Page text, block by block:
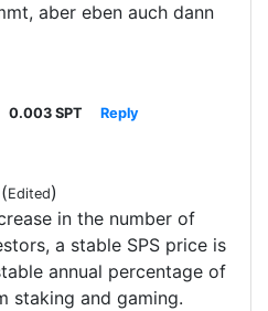
aber eben auch dann
0.003 SPT Reply
(Edited)
in the number of
a stable SPS price is
annual percentage of
staking and gaming.